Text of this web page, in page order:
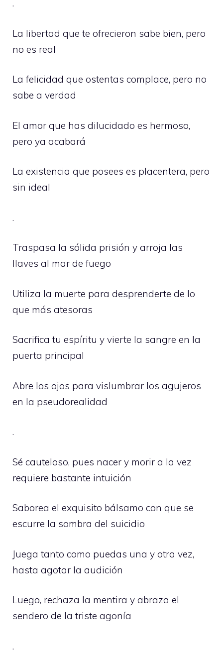
.
La libertad que te ofrecieron sabe bien, pero
no es real
La felicidad que ostentas complace, pero no
sabe a verdad
El amor que has dilucidado es hermoso,
pero ya acabará
La existencia que posees es placentera, pero
sin ideal
.
Traspasa la sólida prisión y arroja las
llaves al mar de fuego
Utiliza la muerte para desprenderte de lo
que más atesoras
Sacrifica tu espíritu y vierte la sangre en la
puerta principal
Abre los ojos para vislumbrar los agujeros
en la pseudorealidad
.
Sé cauteloso, pues nacer y morir a la vez
requiere bastante intuición
Saborea el exquisito bálsamo con que se
escurre la sombra del suicidio
Juega tanto como puedas una y otra vez,
hasta agotar la audición
Luego, rechaza la mentira y abraza el
sendero de la triste agonía
.